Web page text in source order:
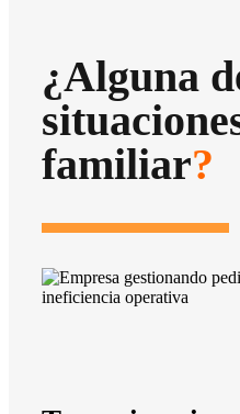
¿Alguna
familiar?